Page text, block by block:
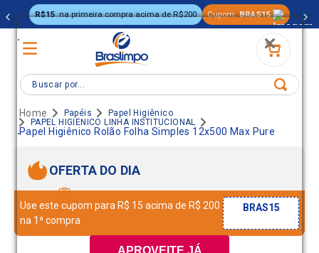
.
.
APROVEITE JÁ
R$15 na primeira compra acima de R$200 Cupom: BRAS15
Buscar por...
Papéis
Papel Higiênico
PAPEL HIGIENICO LINHA INSTITUCIONAL
Papel Higiênico Rolão Folha Simples 12x500 Max Pure
OFERTA DO DIA
Use este cupom para R$ 15 acima de R$ 200
na 1ª compra
BRAS15